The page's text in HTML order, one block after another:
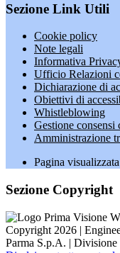
Sezione Link Utili
Cookie policy
Note legali
Informativa
Ufficio Relazioni
Dichiarazione di
Obiettivi di
Whistleblowing
Gestione consensi
Amministrazione
Pagina visualizzata
Sezione Copyright
Copyright 2026 |
Parma S.p.A. |